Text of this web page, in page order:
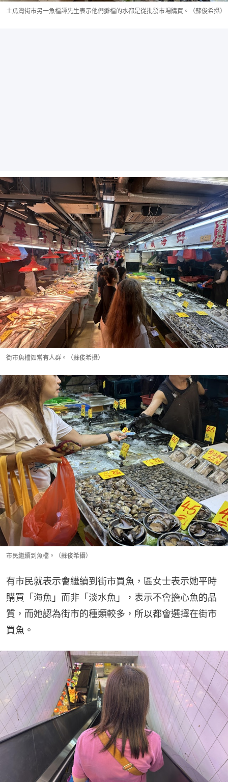
土瓜灣街市另一魚檔譚先生表示他們攤檔的水都是從批發市場購買。（蘇俊希攝）
街市魚檔如常有人群。（蘇俊希攝）
市民繼續到魚檔。（蘇俊希攝）
有市民就表示會繼續到街市買魚，區女士表示她平時
購買「海魚」而非「淡水魚」，表示不會擔心魚的品
質，而她認為街市的種類較多，所以都會選擇在街市
買魚。